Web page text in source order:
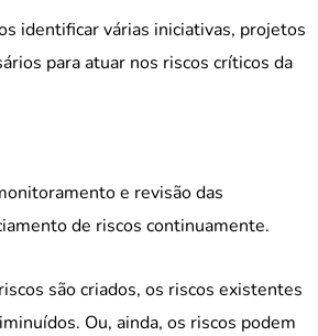
identificar várias iniciativas, projetos
para atuar nos riscos críticos da
e revisão das
de riscos continuamente.
são criados, os riscos existentes
Ou, ainda, os riscos podem